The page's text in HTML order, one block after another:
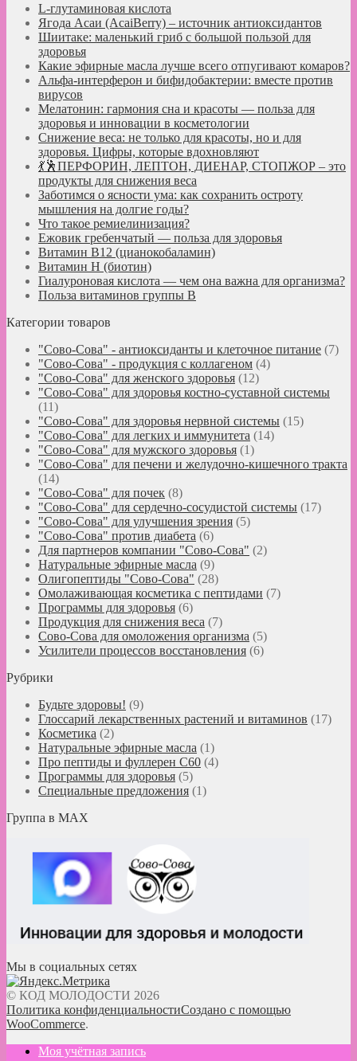
L-глутаминовая кислота
Ягода Асаи (AcaiBerry) – источник антиоксидантов
Шиитаке: маленький гриб с большой пользой для
здоровья
Какие эфирные масла лучше всего отпугивают комаров?
Альфа-интерферон и бифидобактерии: вместе против
вирусов
Мелатонин: гармония сна и красоты — польза для
здоровья и инновации в косметологии
Снижение веса: не только для красоты, но и для
здоровья. Цифры, которые вдохновляют
💃🕺ПЕРФОРИН, ЛЕПТОН, ДИЕНАР, СТОПЖОР – это
продукты для снижения веса
Заботимся о ясности ума: как сохранить остроту
мышления на долгие годы?
Что такое ремиелинизация?
Ежовик гребенчатый — польза для здоровья
Витамин B12 (цианокобаламин)
Витамин H (биотин)
Гиалуроновая кислота — чем она важна для организма?
Польза витаминов группы B
Категории товаров
"Сово-Сова" - антиоксиданты и клеточное питание (7)
"Сово-Сова" - продукция с коллагеном (4)
"Сово-Сова" для женского здоровья (12)
"Сово-Сова" для здоровья костно-суставной системы
(11)
"Сово-Сова" для здоровья нервной системы (15)
"Сово-Сова" для легких и иммунитета (14)
"Сово-Сова" для мужского здоровья (1)
"Сово-Сова" для печени и желудочно-кишечного тракта
(14)
"Сово-Сова" для почек (8)
"Сово-Сова" для сердечно-сосудистой системы (17)
"Сово-Сова" для улучшения зрения (5)
"Сово-Сова" против диабета (6)
Для партнеров компании "Сово-Сова" (2)
Натуральные эфирные масла (9)
Олигопептиды "Сово-Сова" (28)
Омолаживающая косметика с пептидами (7)
Программы для здоровья (6)
Продукция для снижения веса (7)
Сово-Сова для омоложения организма (5)
Усилители процессов восстановления (6)
Рубрики
Будьте здоровы! (9)
Глоссарий лекарственных растений и витаминов (17)
Косметика (2)
Натуральные эфирные масла (1)
Про пептиды и фуллерен C60 (4)
Программы для здоровья (5)
Специальные предложения (1)
Группа в MAX
Мы в социальных сетях
© КОД МОЛОДОСТИ 2026
Политика конфиденциальностиСоздано с помощью
WooCommerce.
Моя учётная запись